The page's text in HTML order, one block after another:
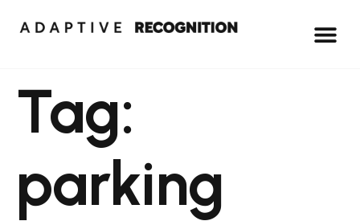
Tag:
parking